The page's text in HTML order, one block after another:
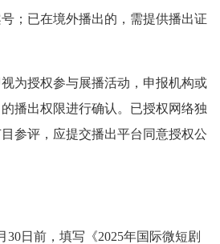
；已在境外播出的，需提供播出证
为授权参与展播活动，申报机构或
播出权限进行确认。已授权网络独
参评，应提交播出平台同意授权公
30日前，填写《2025年国际微短剧